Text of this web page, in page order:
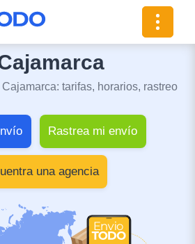
Toggle
tarifas, horarios, rastreo
Rastrea mi envío
una agencia